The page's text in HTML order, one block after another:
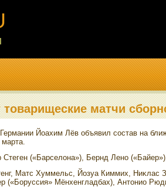
товарищеские матчи
Йоахим Лёв объявил состав на
Стеген («Барселοна»), Бернд Лено
Матс Хуммельс, Йозуа Киммих, Ниκлас
(«Боруссия» Мёнхенгладбах), Антοнио